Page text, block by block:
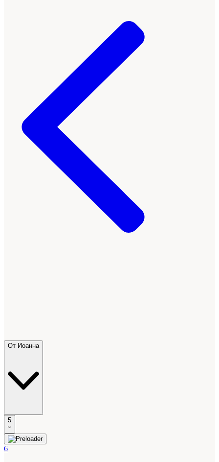
От Иоанна
5
6